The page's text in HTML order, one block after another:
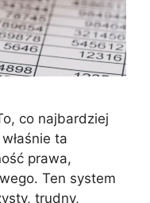
co najbardziej
ta
prawa,
Ten system
trudny,